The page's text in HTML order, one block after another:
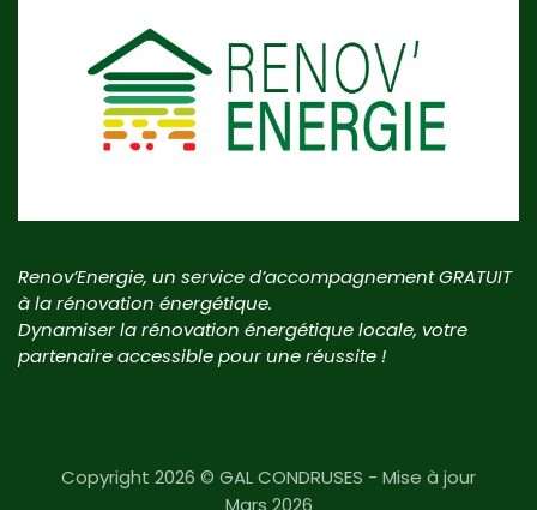
Renov’Energie, un service d’accompagnement GRATUIT
à la rénovation énergétique.
Dynamiser la rénovation énergétique locale, votre
partenaire accessible pour une réussite !
Copyright 2026 © GAL CONDRUSES - Mise à jour
Mars 2026